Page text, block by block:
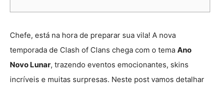
Chefe, está na hora de preparar sua vila! A nova
temporada de Clash of Clans chega com o tema Ano
Novo Lunar, trazendo eventos emocionantes, skins
incríveis e muitas surpresas. Neste post vamos detalhar